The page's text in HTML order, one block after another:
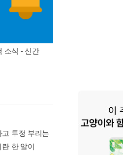
소식 - 신간
투정 부리는
한 알이